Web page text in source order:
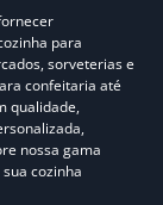
para
sorveterias e
confeitaria até
qualidade,
nossa gama
cozinha